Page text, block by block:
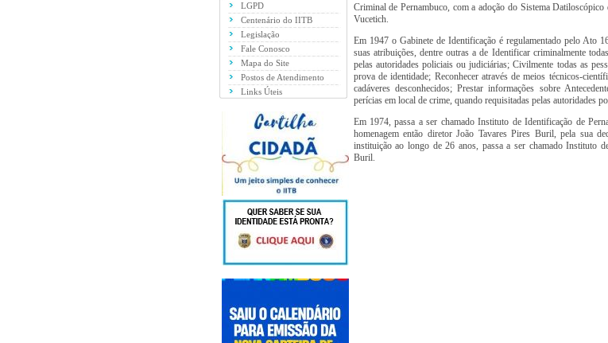
LGPD
Centenário do IITB
Legislação
Fale Conosco
Mapa do Site
Postos de Atendimento
Links Úteis
Criminal de Pernambuco, com a adoção do Sistema
Vucetich.
Em 1947 o Gabinete de Identificação é regulamentado pelo Ato
suas atribuições, dentre outras a de Identificar criminalmente
pelas autoridades policiais ou judiciárias; Civilmente todas as
prova de identidade; Reconhecer através de meios técnicos-
cadáveres desconhecidos; Prestar informações sobre
perícias em local de crime, quando requisitadas pelas autoridades
Em 1974, passa a ser chamado Instituto de Identificação de
homenagem então diretor João Tavares Pires Buril, pela sua
instituição ao longo de 26 anos, passa a ser chamado Instituto
Buril.